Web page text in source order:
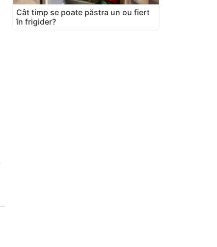
Cât timp se poate păstra un ou fiert
în frigider?